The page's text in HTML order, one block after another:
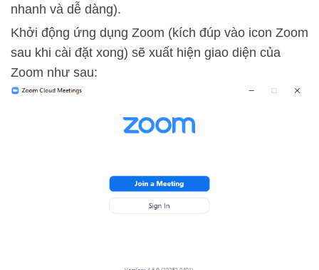
nhanh và dễ dàng).
Khởi động ứng dụng Zoom (kích đúp vào icon Zoom
sau khi cài đặt xong) sẽ xuất hiện giao diện của
Zoom như sau: